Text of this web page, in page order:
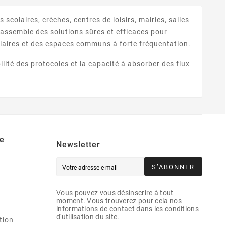
crèches, centres de loisirs, mairies, salles
des solutions sûres et efficaces pour
et des espaces communs à forte fréquentation.
des protocoles et la capacité à absorber des flux
Newsletter
S’ABONNER
Vous pouvez vous désinscrire à tout
moment. Vous trouverez pour cela nos
informations de contact dans les conditions
d'utilisation du site.